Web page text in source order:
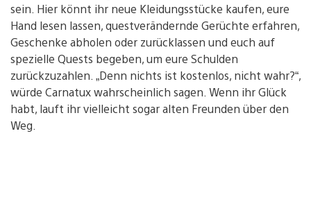
sein. Hier könnt ihr neue Kleidungsstücke kaufen, eure
Hand lesen lassen, questverändernde Gerüchte erfahren,
Geschenke abholen oder zurücklassen und euch auf
spezielle Quests begeben, um eure Schulden
zurückzuzahlen. „Denn nichts ist kostenlos, nicht wahr?“,
würde Carnatux wahrscheinlich sagen. Wenn ihr Glück
habt, lauft ihr vielleicht sogar alten Freunden über den
Weg.